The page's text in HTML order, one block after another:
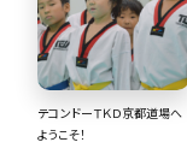
テコンドーＴＫＤ京都道場へ
ようこそ！